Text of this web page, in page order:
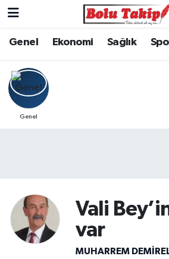
Genel Ekonomi Sağlık
Genel
Vali
var
MUHARREM